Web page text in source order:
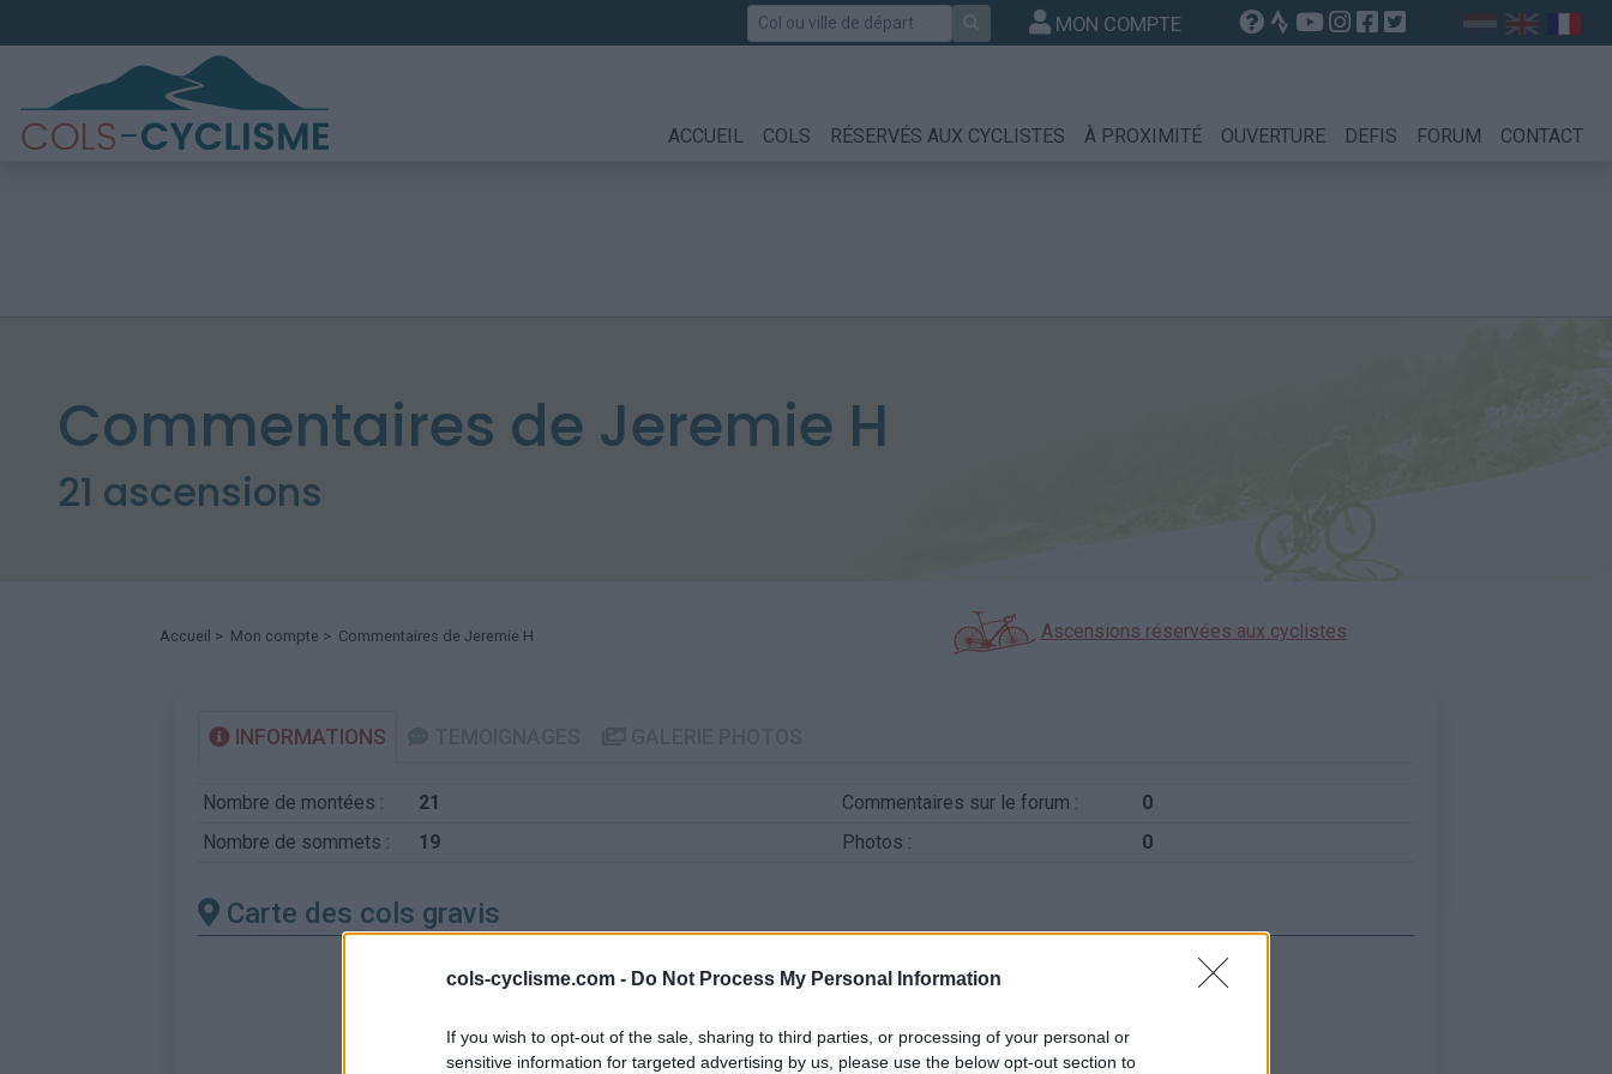
cols-cyclisme.com - Do Not Process My Personal Information
If you wish to opt-out of the sale, sharing to third parties, or processing of your personal or
sensitive information for targeted advertising by us, please use the below opt-out section to
Rechercher MON COMPTE
ACCUEIL COLS RÉSERVÉS AUX CYCLISTES À PROXIMITÉ OUVERTURE DEFIS FORUM CONTACT
Commentaires de Jeremie H
21 ascensions
Accueil > Mon compte > Commentaires de Jeremie H Ascensions réservées aux cyclistes
INFORMATIONS
Nombre de montées : 21 Commentaires sur le forum :
0
Nombre de sommets :
19 Photos : 0
Carte des cols gravis
Afficher la carte